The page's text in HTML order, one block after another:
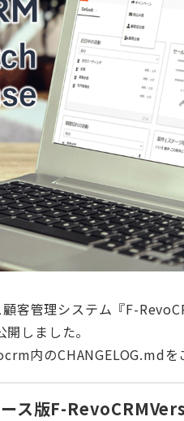
客管理システム『F-
しました。
内のCHANGELOG.mdを
ース版F-